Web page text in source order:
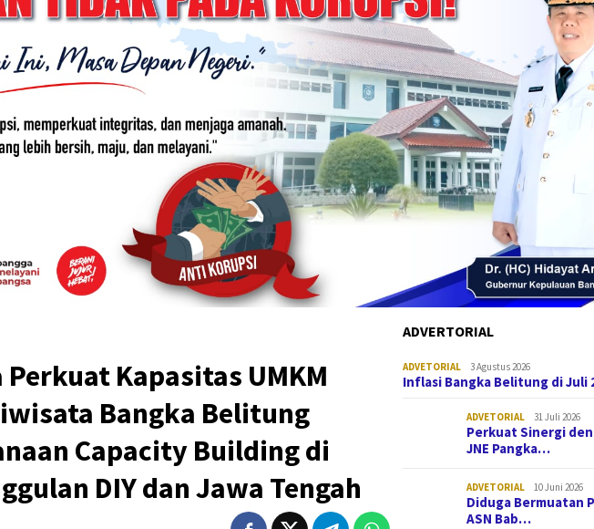
Kapasitas UMKM
Bangka Belitung
Capacity Building di
DIY dan Jawa Tengah
ADVERTORIAL
ADVETORIAL 3 Agustus 2026
Inflasi Bangka Belitung di Juli
ADVETORIAL 31 Juli 2026
Perkuat Sinergi
JNE Pangka…
ADVETORIAL 10 Juni 2026
Diduga Bermuatan
ASN Bab…